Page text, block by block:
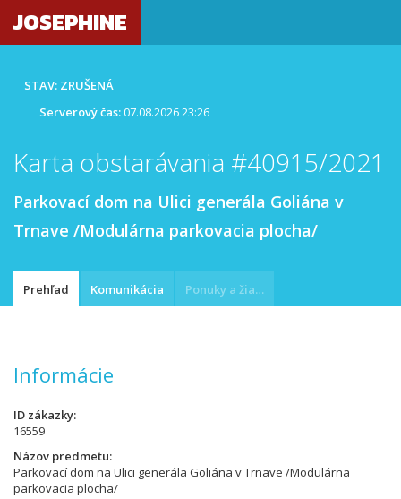
JOSEPHINE
STAV: ZRUŠENÁ
Serverový čas:07.08.2026 23:26
Karta obstarávania #40915/2021
Parkovací dom na Ulici generála Goliána v
Trnave /Modulárna parkovacia plocha/
Prehľad Komunikácia Ponuky a žiadosti
Informácie
ID zákazky
16559
Názov predmetu
Parkovací dom na Ulici generála Goliána v Trnave /Modulárna
parkovacia plocha/